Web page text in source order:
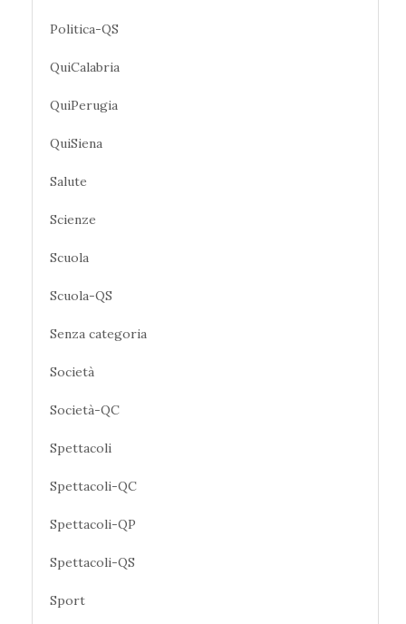
Politica-QS
QuiCalabria
QuiPerugia
QuiSiena
Salute
Scienze
Scuola
Scuola-QS
Senza categoria
Società
Società-QC
Spettacoli
Spettacoli-QC
Spettacoli-QP
Spettacoli-QS
Sport